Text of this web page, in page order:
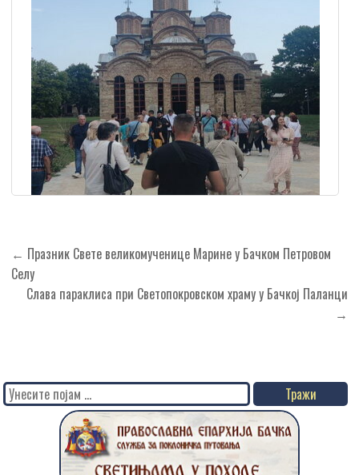
Кретање
чланка
← Празник Свете великомученице Марине у Бачком Петровом
Селу
Слава параклиса при Светопокровском храму у Бачкој Паланци
→
Search
for: